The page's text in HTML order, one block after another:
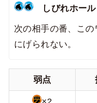
しびれホー
次の相手の番、この
にげられない。
弱点